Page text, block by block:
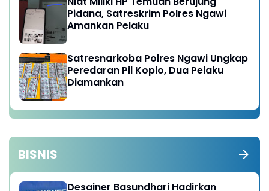
Pidana, Satreskrim Polres Ngawi
Amankan Pelaku
Satresnarkoba Polres Ngawi Ungkap
Peredaran Pil Koplo, Dua Pelaku
Diamankan
BISNIS
Desainer Basundhari Hadirkan